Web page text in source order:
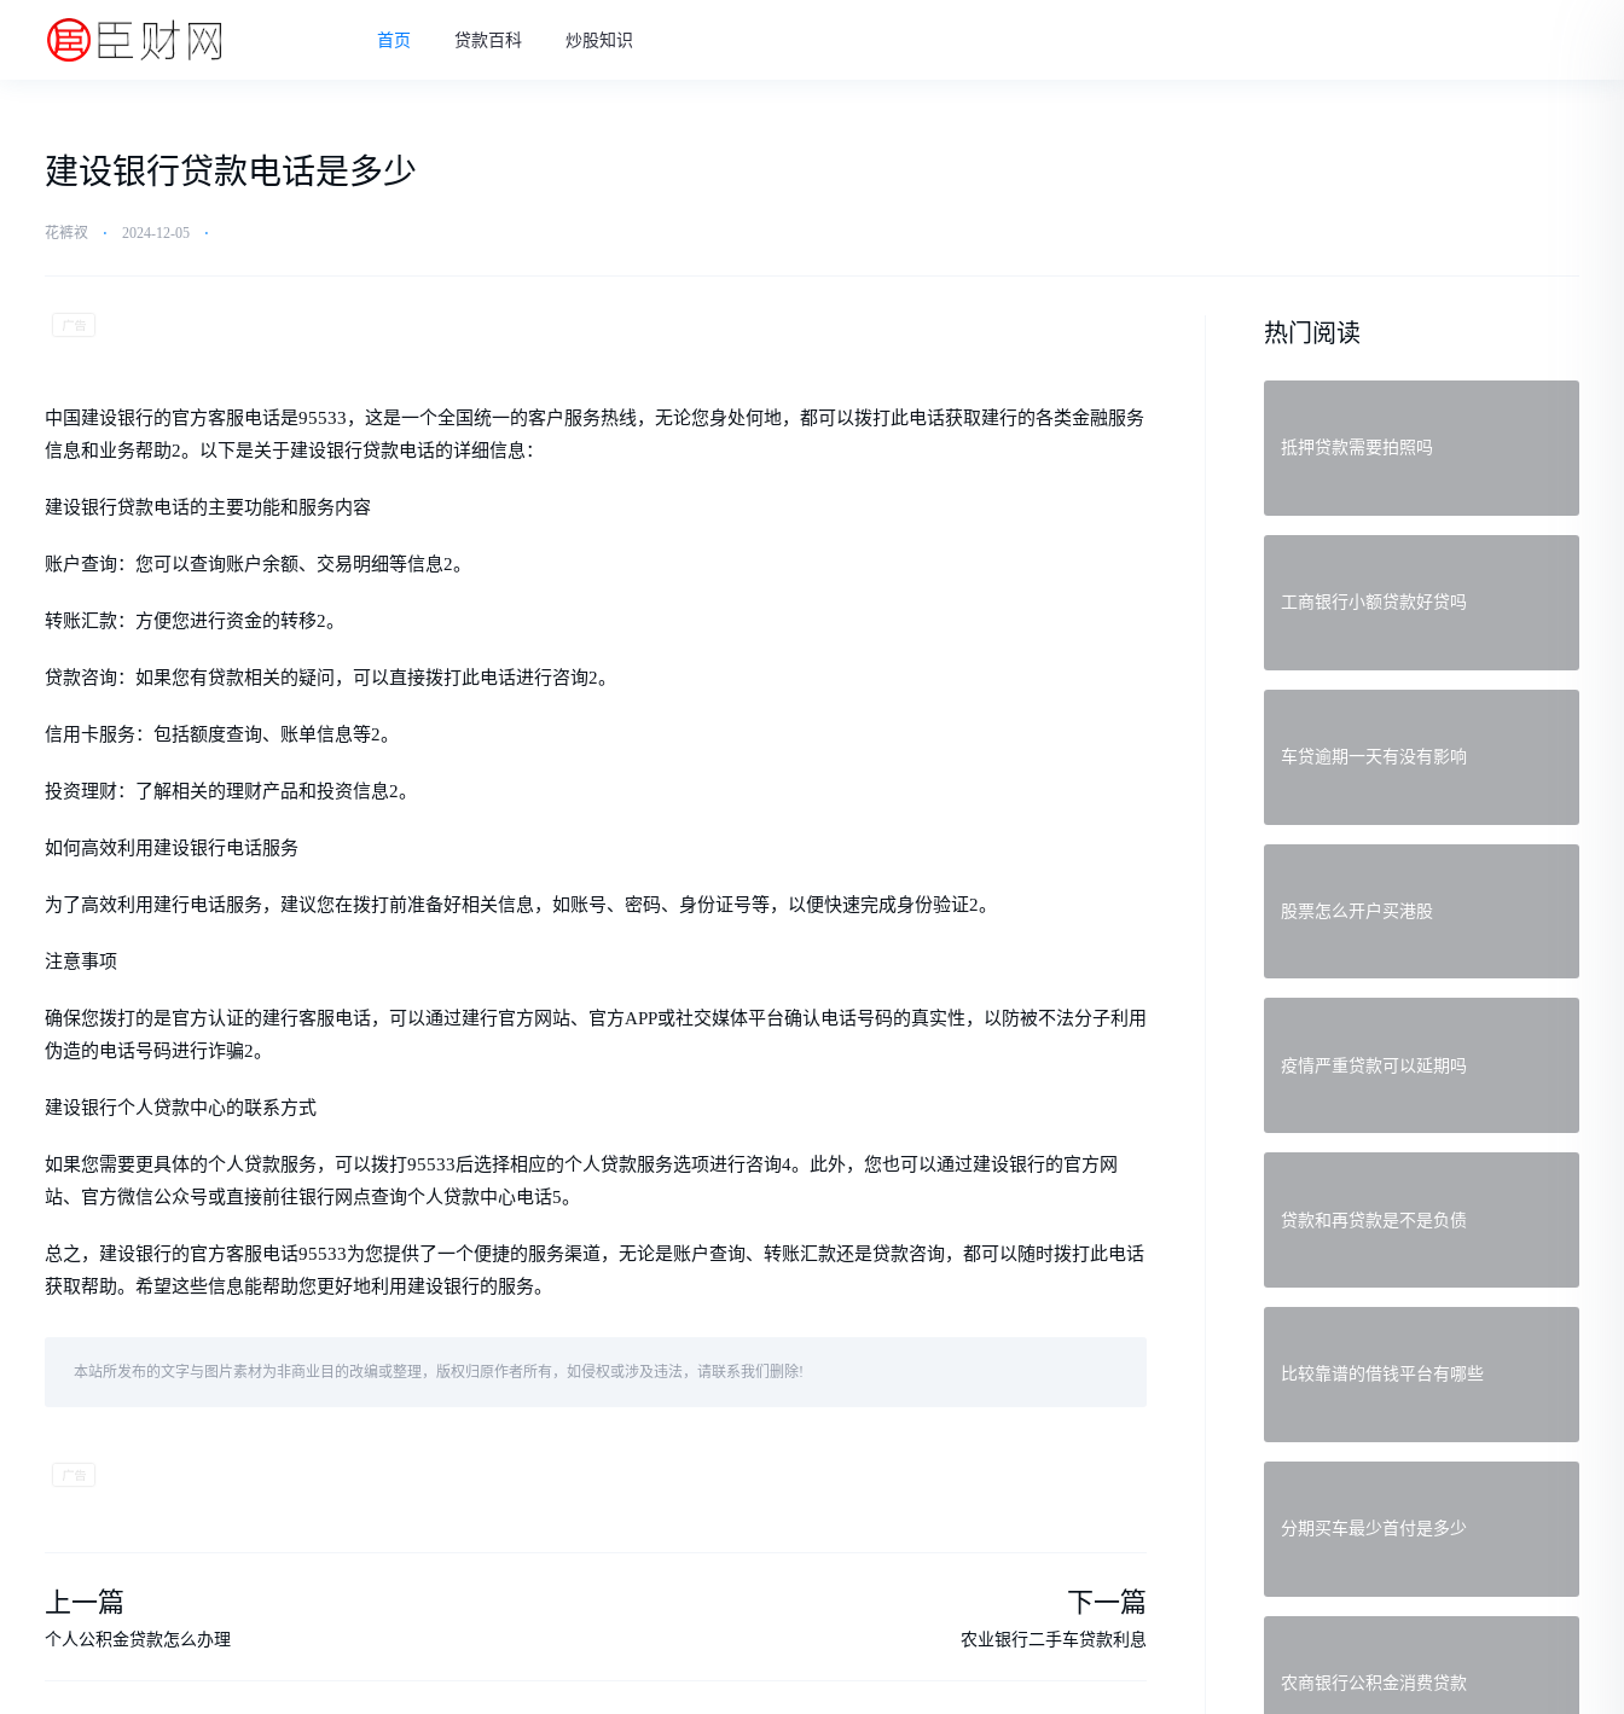
首页 贷款百科 炒股知识
建设银行贷款电话是多少
花裤衩 ⋅ 2024-12-05 ⋅
中国建设银行的官方客服电话是95533，这是一个全国统一的客户服务热线，无论您身处何地，都可以拨打此电话获取建行的各类金融服务
信息和业务帮助2。以下是关于建设银行贷款电话的详细信息：
建设银行贷款电话的主要功能和服务内容
账户查询：您可以查询账户余额、交易明细等信息2。
转账汇款：方便您进行资金的转移2。
贷款咨询：如果您有贷款相关的疑问，可以直接拨打此电话进行咨询2。
信用卡服务：包括额度查询、账单信息等2。
投资理财：了解相关的理财产品和投资信息2。
如何高效利用建设银行电话服务
为了高效利用建行电话服务，建议您在拨打前准备好相关信息，如账号、密码、身份证号等，以便快速完成身份验证2。
注意事项
确保您拨打的是官方认证的建行客服电话，可以通过建行官方网站、官方APP或社交媒体平台确认电话号码的真实性，以防被不法分子利用
伪造的电话号码进行诈骗2。
建设银行个人贷款中心的联系方式
如果您需要更具体的个人贷款服务，可以拨打95533后选择相应的个人贷款服务选项进行咨询4。此外，您也可以通过建设银行的官方网
站、官方微信公众号或直接前往银行网点查询个人贷款中心电话5。
总之，建设银行的官方客服电话95533为您提供了一个便捷的服务渠道，无论是账户查询、转账汇款还是贷款咨询，都可以随时拨打此电话
获取帮助。希望这些信息能帮助您更好地利用建设银行的服务。
本站所发布的文字与图片素材为非商业目的改编或整理，版权归原作者所有，如侵权或涉及违法，请联系我们删除!
上一篇
个人公积金贷款怎么办理
下一篇
农业银行二手车贷款利息
热门阅读
抵押贷款需要拍照吗
工商银行小额贷款好贷吗
车贷逾期一天有没有影响
股票怎么开户买港股
疫情严重贷款可以延期吗
贷款和再贷款是不是负债
比较靠谱的借钱平台有哪些
分期买车最少首付是多少
农商银行公积金消费贷款